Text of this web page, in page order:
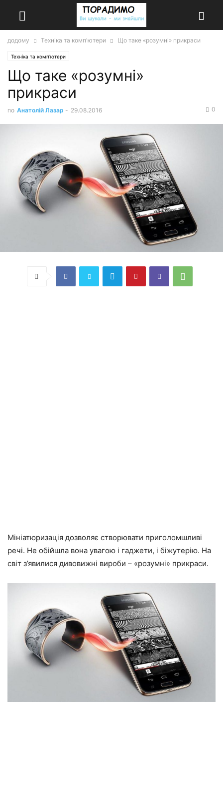
додому Техніка та комп'ютери Що таке «розумні» прикраси
Техніка та комп'ютери
Що таке «розумні»
прикраси
по Анатолій Лазар - 29.08.2016 0
Мініатюризація дозволяє створювати приголомшливі
речі. Не обійшла вона увагою і гаджети, і біжутерію. На
світ з’явилися дивовижні вироби – «розумні» прикраси.